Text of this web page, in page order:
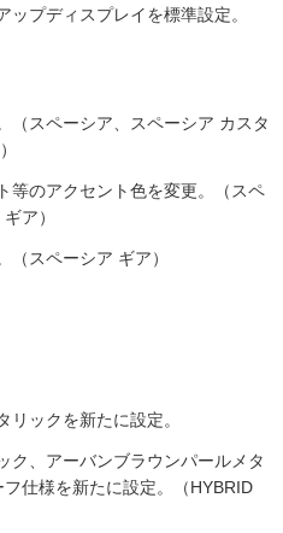
プディスプレイを標準設定。
（スペーシア、スペーシア カスタ
等のアクセント色を変更。（スペ
ア）
（スペーシア ギア）
リックを新たに設定。
ク、アーバンブラウンパールメタ
仕様を新たに設定。（HYBRID